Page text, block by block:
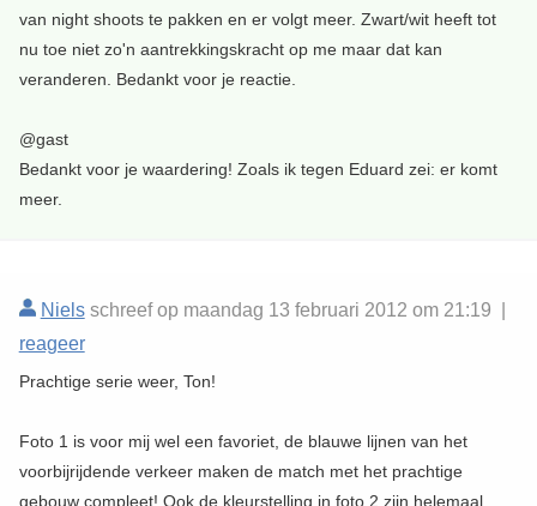
van night shoots te pakken en er volgt meer. Zwart/wit heeft tot
nu toe niet zo'n aantrekkingskracht op me maar dat kan
veranderen. Bedankt voor je reactie.
@gast
Bedankt voor je waardering! Zoals ik tegen Eduard zei: er komt
meer.
Nielsschreef op maandag 13 februari 2012 om 21:19 |
reageer
Prachtige serie weer, Ton!
Foto 1 is voor mij wel een favoriet, de blauwe lijnen van het
voorbijrijdende verkeer maken de match met het prachtige
gebouw compleet! Ook de kleurstelling in foto 2 zijn helemaal